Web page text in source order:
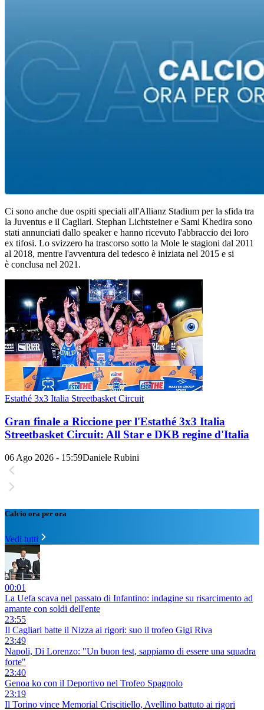
Ci sono anche due ospiti speciali all'Allianz Stadium per la sfida tra
la Juventus e il Cagliari. Stephan Lichtsteiner e Sami Khedira sono
stati annunciati dallo speaker e hanno ricevuto l'abbraccio dei loro
ex tifosi. Lo svizzero ha trascorso sotto la Mole le stagioni dal 2011
al 2018, mentre l'avventura del tedesco è iniziata nel 2015 e si
è conclusa nel 2021.
Estathé 3x3 Italia Streetbasket Circuit
Gran finale a Riccione per l'Estathé 3x3 Italia
Streetbasket Circuit: All Star e DKB regine d'Italia
06 Ago 2026 - 15:59Daniele Rubini
Calcio ora per ora
Vedi tutti
00:01
La Uefa scava nel passato di Infantino: indagine su risarcimento ad
amante con soldi dell'ente
23:55
Il Cagliari batte il Nizza ai rigori: suo il trofeo Gigi Riva
23:49
Napoli, Di Lorenzo: "Un buon test, sappiamo di essere una squadra
forte"
23:40
Genoa ko con il Deportivo nel Trofeo Spagnolo
23:19
Il Torino vince Memorial Criscitiello, Avellino battuto ai rigori